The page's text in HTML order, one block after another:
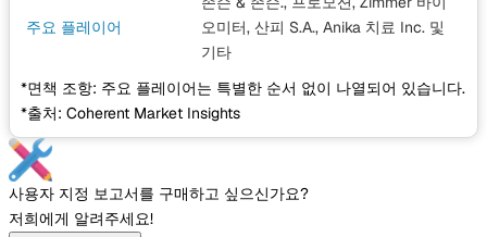
주요 플레이어
오미터, 산피 S.A., Anika 치료 Inc. 및
기타
*면책 조항: 주요 플레이어는 특별한 순서 없이 나열되어 있습니다.
*출처: Coherent Market Insights
사용자 지정 보고서를 구매하고 싶으신가요?
저희에게 알려주세요!